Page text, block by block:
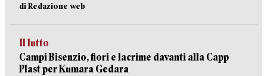
di Redazione web
Il lutto
Campi Bisenzio, fiori e lacrime davanti alla Capp
Plast per Kumara Gedara